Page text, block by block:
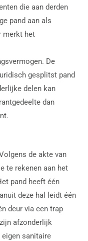
die aan derden
pand aan als
merkt het
De
gesplitst pand
delen kan
dan
de akte van
te rekenen aan het
pand heeft één
deze hal leidt één
deur via een trap
afzonderlijk
eigen sanitaire